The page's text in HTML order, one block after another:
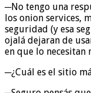
─No tengo una
los onion services,
seguridad (y esa
ojalá dejaran de
en que lo necesitan
─¿Cuál es el sitio